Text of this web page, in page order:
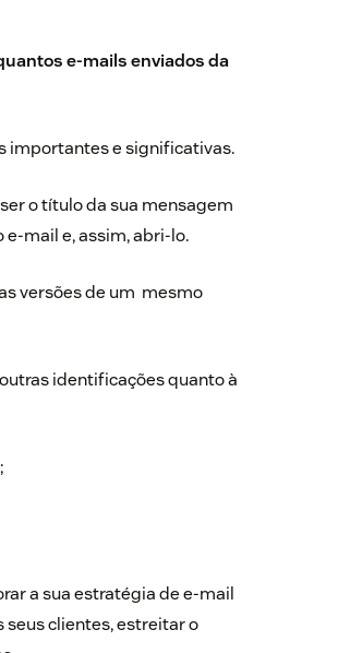
e-mails enviados da
importantes e significativas.
o título da sua mensagem
mail e, assim, abri-lo.
versões de um mesmo
identificações quanto à
a sua estratégia de e-mail
seus clientes, estreitar o